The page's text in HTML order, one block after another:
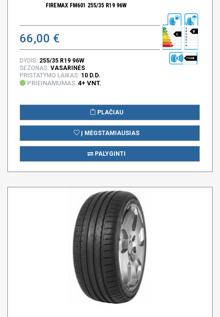
FIREMAX FM601 255/35 R19 96W
66,00 € C
B
73 DB
DYDIS: 255/35 R19 96W
SEZONAS: VASARINĖS
PRISTATYMO LAIKAS: 10 D.D.
PRIEINAMUMAS: 4+ VNT.
PLAČIAU
Į MĖGSTAMIAUSIAS
PALYGINTI